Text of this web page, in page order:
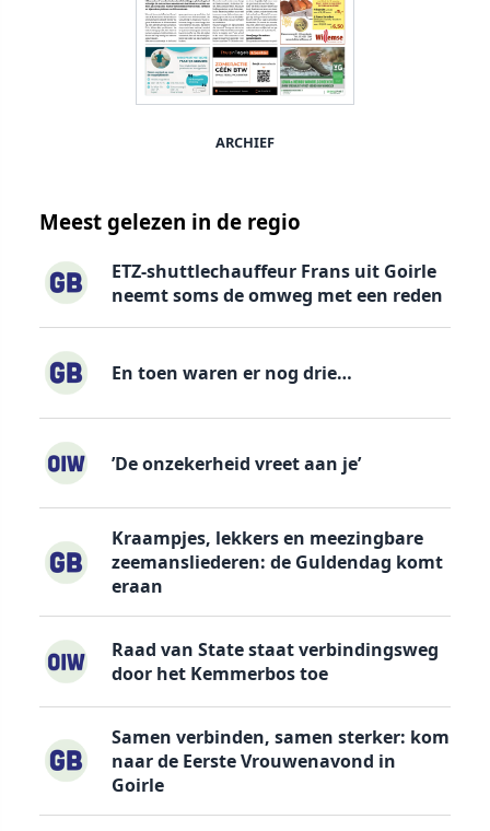
ARCHIEF
Meest gelezen in de regio
ETZ-shuttlechauffeur Frans uit Goirle
neemt soms de omweg met een reden
En toen waren er nog drie…
’De onzekerheid vreet aan je’
Kraampjes, lekkers en meezingbare
zeemansliederen: de Guldendag komt
eraan
Raad van State staat verbindingsweg
door het Kemmerbos toe
Samen verbinden, samen sterker: kom
naar de Eerste Vrouwenavond in
Goirle